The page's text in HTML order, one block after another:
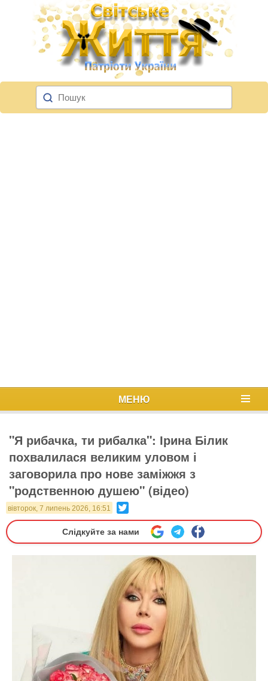
МЕНЮ
"Я рибачка, ти рибалка": Ірина Білик
похвалилася великим уловом і
заговорила про нове заміжжя з
"родственною душею" (відео)
вівторок, 7 липень 2026, 16:51
Слідкуйте за нами